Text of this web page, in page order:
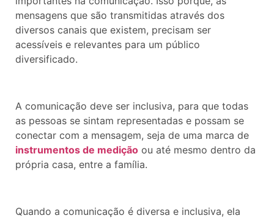
mensagens que são transmitidas através dos
diversos canais que existem, precisam ser
acessíveis e relevantes para um público
diversificado.
A comunicação deve ser inclusiva, para que todas
as pessoas se sintam representadas e possam se
conectar com a mensagem, seja de uma marca de
instrumentos de medição ou até mesmo dentro da
própria casa, entre a família.
Quando a comunicação é diversa e inclusiva, ela